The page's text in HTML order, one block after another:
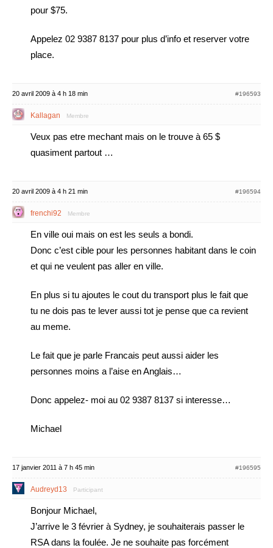
pour $75.
Appelez 02 9387 8137 pour plus d’info et reserver votre
place.
20 avril 2009 à 4 h 18 min #196593
Kallagan Membre
Veux pas etre mechant mais on le trouve à 65 $
quasiment partout …
20 avril 2009 à 4 h 21 min #196594
frenchi92 Membre
En ville oui mais on est les seuls a bondi.
Donc c’est cible pour les personnes habitant dans le coin
et qui ne veulent pas aller en ville.
En plus si tu ajoutes le cout du transport plus le fait que
tu ne dois pas te lever aussi tot je pense que ca revient
au meme.
Le fait que je parle Francais peut aussi aider les
personnes moins a l’aise en Anglais…
Donc appelez- moi au 02 9387 8137 si interesse…
Michael
17 janvier 2011 à 7 h 45 min #196595
Audreyd13 Participant
Bonjour Michael,
J’arrive le 3 février à Sydney, je souhaiterais passer le
RSA dans la foulée. Je ne souhaite pas forcément